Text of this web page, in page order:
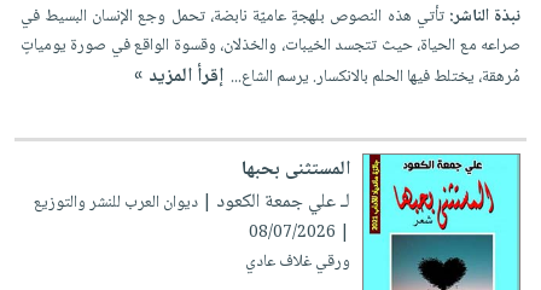
نبذة الناشر:تأتي هذه النصوص بلهجةٍ عاميّة نابضة، تحمل وجع الإنسان البسيط في
صراعه مع الحياة، حيث تتجسد الخيبات، والخذلان، وقسوة الواقع في صورة يومياتٍ
مُرهقة، يختلط فيها الحلم بالانكسار. يرسم الشاع... إقرأ المزيد »
المستثنى بحبها
لـ علي جمعة الكعود | ديوان العرب للنشر والتوزيع
| 08/07/2026
ورقي غلاف عادي